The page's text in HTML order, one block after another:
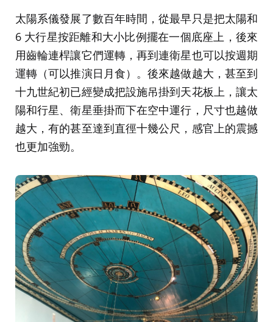
太陽系儀發展了數百年時間，從最早只是把太陽和
6 大行星按距離和大小比例擺在一個底座上，後來
用齒輪連桿讓它們運轉，再到連衛星也可以按週期
運轉（可以推演日月食）。後來越做越大，甚至到
十九世紀初已經變成把設施吊掛到天花板上，讓太
陽和行星、衛星垂掛而下在空中運行，尺寸也越做
越大，有的甚至達到直徑十幾公尺，感官上的震撼
也更加強勁。